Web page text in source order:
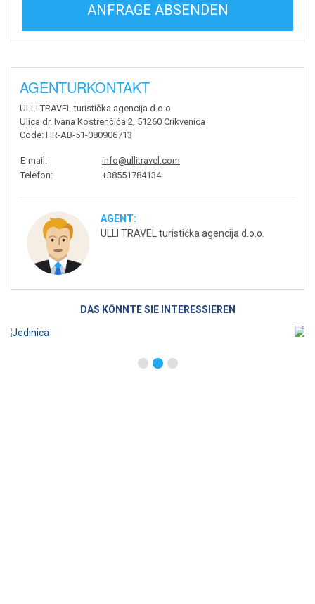
ANFRAGE ABSENDEN
AGENTURKONTAKT
ULLI TRAVEL turistička agencija d.o.o.
Ulica dr. Ivana Kostrenčića 2, 51260 Crikvenica
Code: HR-AB-51-080906713
E-mail :
info@ullitravel.com
Telefon: +38551784134
AGENT:
ULLI TRAVEL turistička agencija d.o.o.
DAS KÖNNTE SIE INTERESSIEREN